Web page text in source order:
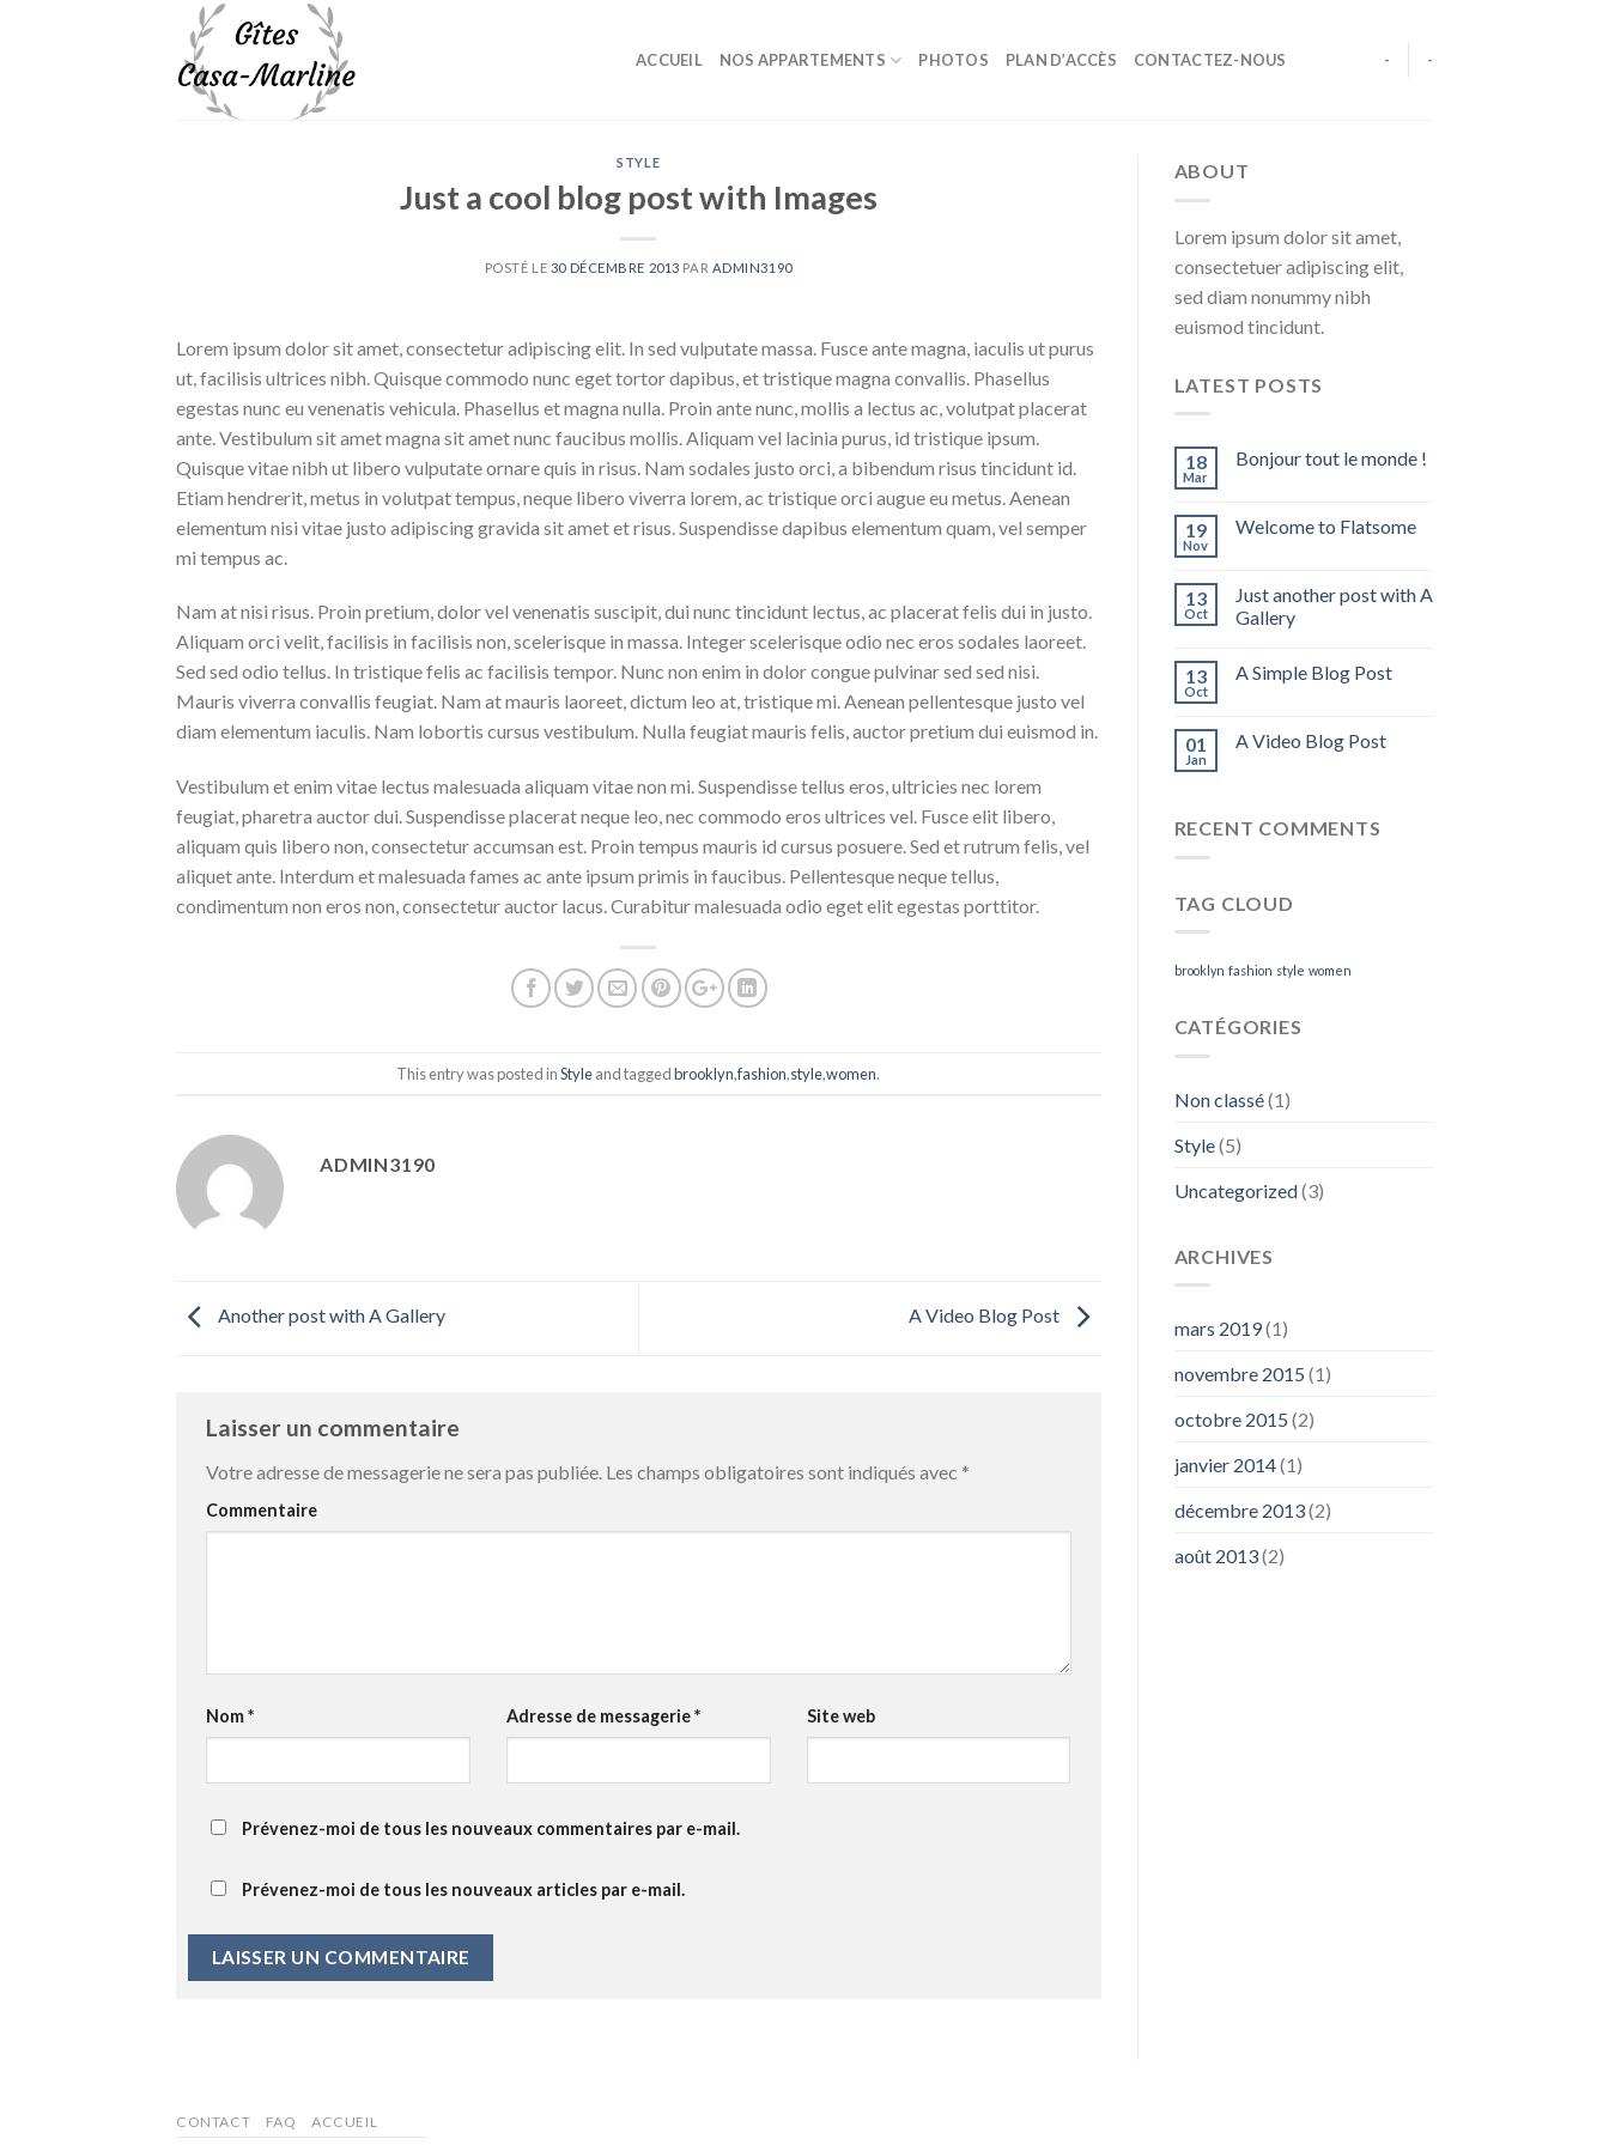
ACCUEIL NOS APPARTEMENTS PHOTOS PLAN D’ACCÈS CONTACTEZ-NOUS - -
STYLE
Just a cool blog post with Images
POSTÉ LE 30 DÉCEMBRE 2013 PAR ADMIN3190
Lorem ipsum dolor sit amet, consectetur adipiscing elit. In sed vulputate massa. Fusce ante magna, iaculis ut purus
ut, facilisis ultrices nibh. Quisque commodo nunc eget tortor dapibus, et tristique magna convallis. Phasellus
egestas nunc eu venenatis vehicula. Phasellus et magna nulla. Proin ante nunc, mollis a lectus ac, volutpat placerat
ante. Vestibulum sit amet magna sit amet nunc faucibus mollis. Aliquam vel lacinia purus, id tristique ipsum.
Quisque vitae nibh ut libero vulputate ornare quis in risus. Nam sodales justo orci, a bibendum risus tincidunt id.
Etiam hendrerit, metus in volutpat tempus, neque libero viverra lorem, ac tristique orci augue eu metus. Aenean
elementum nisi vitae justo adipiscing gravida sit amet et risus. Suspendisse dapibus elementum quam, vel semper
mi tempus ac.
Nam at nisi risus. Proin pretium, dolor vel venenatis suscipit, dui nunc tincidunt lectus, ac placerat felis dui in justo.
Aliquam orci velit, facilisis in facilisis non, scelerisque in massa. Integer scelerisque odio nec eros sodales laoreet.
Sed sed odio tellus. In tristique felis ac facilisis tempor. Nunc non enim in dolor congue pulvinar sed sed nisi.
Mauris viverra convallis feugiat. Nam at mauris laoreet, dictum leo at, tristique mi. Aenean pellentesque justo vel
diam elementum iaculis. Nam lobortis cursus vestibulum. Nulla feugiat mauris felis, auctor pretium dui euismod in.
Vestibulum et enim vitae lectus malesuada aliquam vitae non mi. Suspendisse tellus eros, ultricies nec lorem
feugiat, pharetra auctor dui. Suspendisse placerat neque leo, nec commodo eros ultrices vel. Fusce elit libero,
aliquam quis libero non, consectetur accumsan est. Proin tempus mauris id cursus posuere. Sed et rutrum felis, vel
aliquet ante. Interdum et malesuada fames ac ante ipsum primis in faucibus. Pellentesque neque tellus,
condimentum non eros non, consectetur auctor lacus. Curabitur malesuada odio eget elit egestas porttitor.
This entry was posted inStyleand taggedbrooklyn,fashion,style,women.
ADMIN3190
Another post with A Gallery A Video Blog Post
Laisser un commentaire
Votre adresse de messagerie ne sera pas publiée. Les champs obligatoires sont indiqués avec *
Commentaire
Nom* Adresse de messagerie* Site web
Prévenez-moi de tous les nouveaux commentaires par e-mail.
Prévenez-moi de tous les nouveaux articles par e-mail.
ABOUT
Lorem ipsum dolor sit amet,
consectetuer adipiscing elit,
sed diam nonummy nibh
euismod tincidunt.
LATEST POSTS
18
Mar
Bonjour tout le monde !
19
Nov
Welcome to Flatsome
13
Oct
Just another post with A
Gallery
13
Oct
A Simple Blog Post
01
Jan
A Video Blog Post
RECENT COMMENTS
TAG CLOUD
brooklyn fashion style women
CATÉGORIES
Non classé(1)
Style(5)
Uncategorized(3)
ARCHIVES
mars 2019(1)
novembre 2015 (1)
octobre 2015 (2)
janvier 2014(1)
décembre 2013(2)
août 2013(2)
CONTACT FAQ ACCUEIL